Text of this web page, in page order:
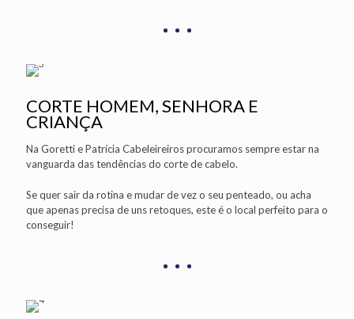
CORTE HOMEM, SENHORA E
CRIANÇA
Na Goretti e Patrícia Cabeleireiros procuramos sempre estar na
vanguarda das tendências do corte de cabelo.
Se quer sair da rotina e mudar de vez o seu penteado, ou acha
que apenas precisa de uns retoques, este é o local perfeito para o
conseguir!